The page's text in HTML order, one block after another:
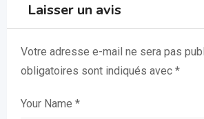
Laisser un avis
Votre adresse e-mail ne sera pas
obligatoires sont indiqués avec *
Your Name *